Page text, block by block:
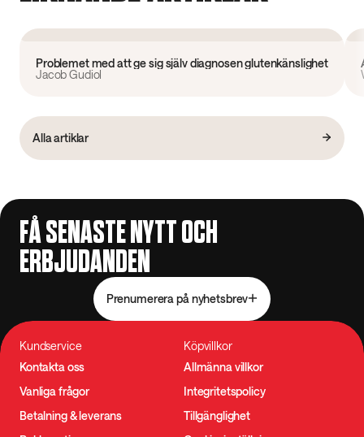
Problemet med att ge sig själv diagnosen glutenkänslighet
Jacob Gudiol
Alla artiklar
FÅ SENASTE NYTT OCH
ERBJUDANDEN
Prenumerera på nyhetsbrev
Kundservice
Kontakta oss
Vanliga frågor
Betalning & leverans
Köpvillkor
Allmänna villkor
Integritetspolicy
Tillgänglighet